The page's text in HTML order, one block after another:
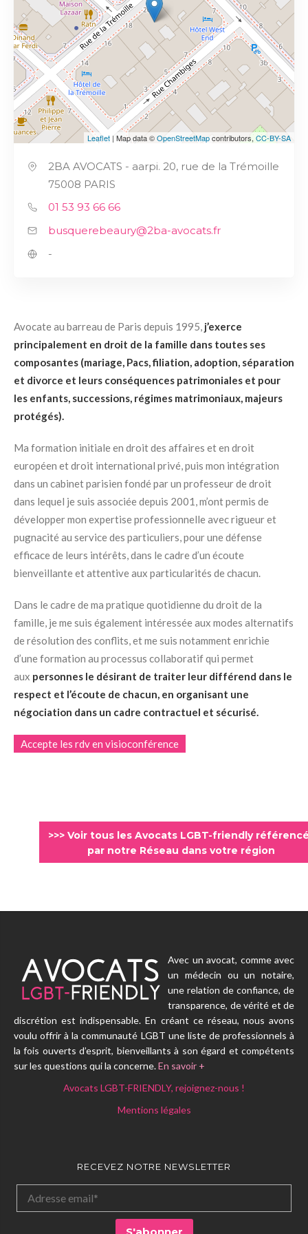
Leaflet | Map data ©OpenStreetMapcontributors, CC-BY-SA
2BA AVOCATS - aarpi. 20, rue de la Trémoille
75008 PARIS
01 53 93 66 66
busquerebeaury@2ba-avocats.fr
-
Avocate au barreau de Paris depuis 1995, j’exerce
principalement en droit de la famille dans toutes ses
composantes (mariage, Pacs, filiation, adoption, séparation
et divorce et leurs conséquences patrimoniales et pour
les enfants, successions, régimes matrimoniaux, majeurs
protégés).
Ma formation initiale en droit des affaires et en droit
européen et droit international privé, puis mon intégration
dans un cabinet parisien fondé par un professeur de droit
dans lequel je suis associée depuis 2001, m’ont permis de
développer mon expertise professionnelle avec rigueur et
pugnacité au service des particuliers, pour une défense
efficace de leurs intérêts, dans le cadre d’un écoute
bienveillante et attentive aux particularités de chacun.
Dans le cadre de ma pratique quotidienne du droit de la
famille, je me suis également intéressée aux modes alternatifs
de résolution des conflits, et me suis notamment enrichie
d’une formation au processus collaboratif qui permet
aux personnes le désirant de traiter leur différend dans le
respect et l’écoute de chacun, en organisant une
négociation dans un cadre contractuel et sécurisé.
Accepte les rdv en visioconférence
>>> Voir tous les Avocats LGBT-friendly
par notre Réseau dans votre région
Avec un avocat, comme avec
un médecin ou un notaire,
une relation de confiance, de
transparence, de vérité et de
discrétion est indispensable. En créant ce réseau, nous avons
voulu offrir à la communauté LGBT une liste de professionnels à
la fois ouverts d’esprit, bienveillants à son égard et compétents
sur les questions qui la concerne.En savoir +
Avocats LGBT-FRIENDLY, rejoignez-nous !
Mentions légales
RECEVEZ NOTRE NEWSLETTER